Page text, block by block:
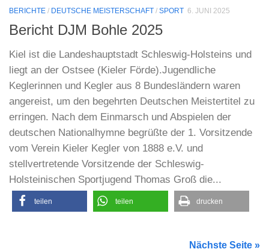
BERICHTE / DEUTSCHE MEISTERSCHAFT / SPORT 6. JUNI 2025
Bericht DJM Bohle 2025
Kiel ist die Landeshauptstadt Schleswig-Holsteins und
liegt an der Ostsee (Kieler Förde).Jugendliche
Keglerinnen und Kegler aus 8 Bundesländern waren
angereist, um den begehrten Deutschen Meistertitel zu
erringen. Nach dem Einmarsch und Abspielen der
deutschen Nationalhymne begrüßte der 1. Vorsitzende
vom Verein Kieler Kegler von 1888 e.V. und
stellvertretende Vorsitzende der Schleswig-
Holsteinischen Sportjugend Thomas Groß die...
teilen teilen drucken
Nächste Seite »